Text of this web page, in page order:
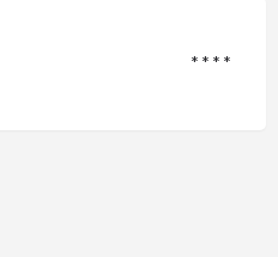
* * * *